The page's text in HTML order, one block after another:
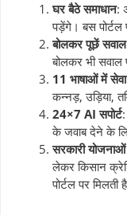
घर बैठे समाधान:
पड़ेंगे। बस
बोलकर पूछें सवाल
बोलकर भी
11 भाषाओं में सेवा
कन्नड़, उड़िया,
24×7 AI सपोर्ट
के जवाब देने के
सरकारी
लेकर किसान
पोर्टल पर मिलती